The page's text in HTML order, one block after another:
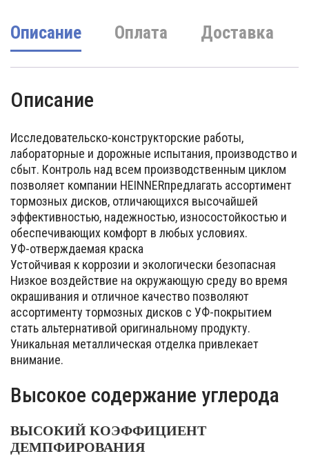
Описание Оплата Доставка
Описание
Исследовательско-конструкторские работы,
лабораторные и дорожные испытания, производство и
сбыт. Контроль над всем производственным циклом
позволяет компании HEINNERпредлагать ассортимент
тормозных дисков, отличающихся высочайшей
эффективностью, надежностью, износостойкостью и
обеспечивающих комфорт в любых условиях.
УФ-отверждаемая краска
Устойчивая к коррозии и экологически безопасная
Низкое воздействие на окружающую среду во время
окрашивания и отличное качество позволяют
ассортименту тормозных дисков с УФ-покрытием
стать альтернативой оригинальному продукту.
Уникальная металлическая отделка привлекает
внимание.
Высокое содержание углерода
ВЫСОКИЙ КОЭФФИЦИЕНТ
ДЕМПФИРОВАНИЯ